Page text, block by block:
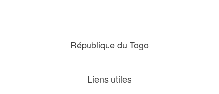
République du Togo
Liens utiles